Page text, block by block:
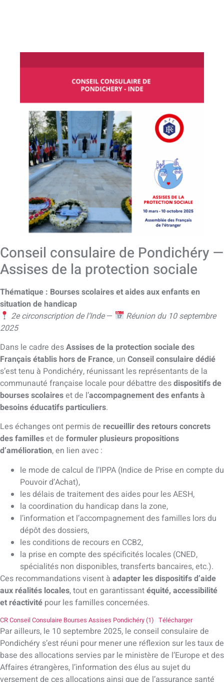
Conseil consulaire de Pondichéry —
Assises de la protection sociale
Thématique : Bourses scolaires et aides aux enfants en
situation de handicap
2e circonscription de l’Inde—
Réunion du 10 septembre
2025
Dans le cadre desAssises de la protection sociale des
Français établis hors de France, un Conseil consulaire dédié
s’est tenu à Pondichéry, réunissant les représentants de la
communauté française locale pour débattre desdispositifs de
bourses scolaireset de l’accompagnement des enfants à
besoins éducatifs particuliers.
Les échanges ont permis de recueillir des retours concrets
des familleset de formuler plusieurs propositions
d’amélioration, en lien avec :
le mode de calcul de l’IPPA (Indice de Prise en compte du
Pouvoir d’Achat),
les délais de traitement des aides pour les AESH,
la coordination du handicap dans la zone,
l’information et l’accompagnement des familles lors du
dépôt des dossiers,
les conditions de recours en CCB2,
la prise en compte des spécificités locales (CNED,
spécialités non disponibles, transferts bancaires, etc.).
Ces recommandations visent à adapter les dispositifs d’aide
aux réalités locales, tout en garantissantéquité, accessibilité
et réactivité pour les familles concernées.
CR Conseil Consulaire Bourses Assises Pondichéry (1) Télécharger
Par ailleurs, le 10 septembre 2025, le conseil consulaire de
Pondichéry s’est réuni pour mener une réflexion sur les taux de
base des allocations servies par le ministère de l’Europe et des
Affaires étrangères, l’information des élus au sujet du